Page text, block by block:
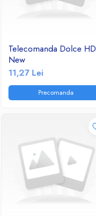
Telecomanda Dolce HD
New
11,27 Lei
Precomanda